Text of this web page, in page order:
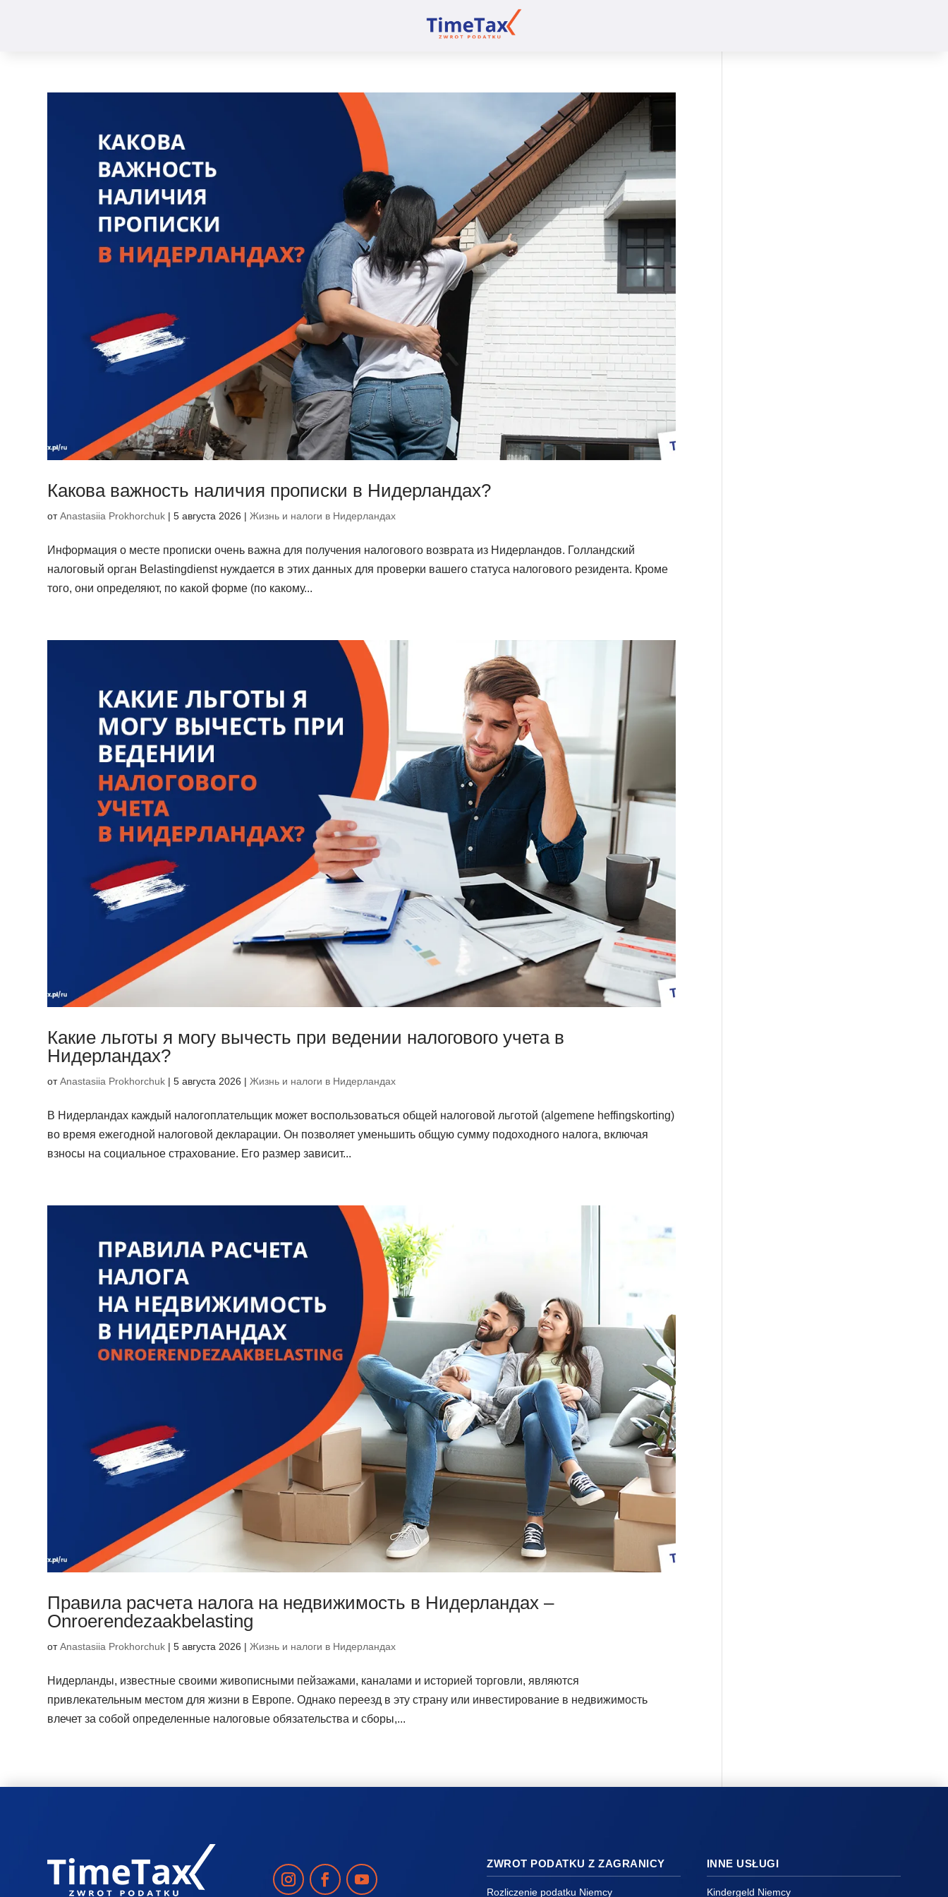
Какова важность наличия прописки в Нидерландах?
отAnastasiia Prokhorchuk |5 августа 2026 |Жизнь и налоги в Нидерландах
Информация о месте прописки очень важна для получения налогового возврата из Нидерландов. Голландский
налоговый орган Belastingdienst нуждается в этих данных для проверки вашего статуса налогового резидента. Кроме
того, они определяют, по какой форме (по какому...
Какие льготы я могу вычесть при ведении налогового учета в
Нидерландах?
отAnastasiia Prokhorchuk |5 августа 2026 |Жизнь и налоги в Нидерландах
В Нидерландах каждый налогоплательщик может воспользоваться общей налоговой льготой (algemene heffingskorting)
во время ежегодной налоговой декларации. Он позволяет уменьшить общую сумму подоходного налога, включая
взносы на социальное страхование. Его размер зависит...
Правила расчета налога на недвижимость в Нидерландах –
Onroerendezaakbelasting
отAnastasiia Prokhorchuk |5 августа 2026 |Жизнь и налоги в Нидерландах
Нидерланды, известные своими живописными пейзажами, каналами и историей торговли, являются
привлекательным местом для жизни в Европе. Однако переезд в эту страну или инвестирование в недвижимость
влечет за собой определенные налоговые обязательства и сборы,...
ZWROT PODATKU Z ZAGRANICY
Rozliczenie podatku Niemcy
INNE USŁUGI
Kindergeld Niemcy